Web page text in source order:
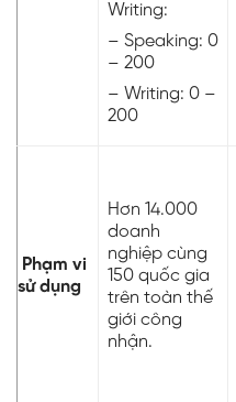
Writing:
– Speaking: 0
– 200
– Writing: 0 –
200
Phạm vi
sử dụng
Hơn 14.000
doanh
nghiệp cùng
150 quốc gia
trên toàn thế
giới công
nhận.